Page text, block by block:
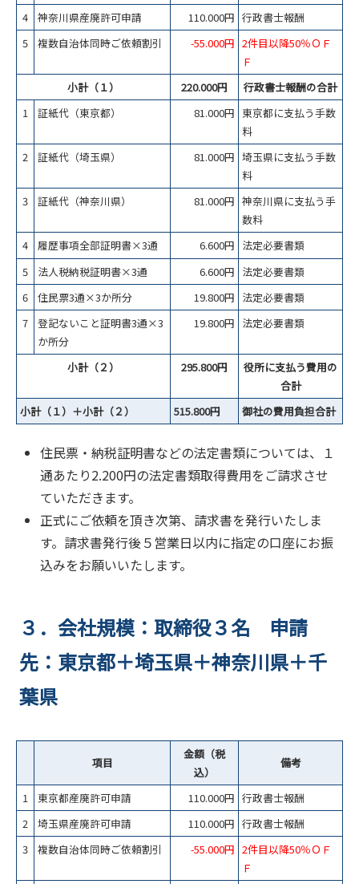
4
神奈川県産廃許可申請 110.000円 行政書士報酬
5
複数自治体同時ご依頼割引 -55.000円 2件目以降50％ＯＦ
Ｆ
小計（１）
220.000円
行政書士報酬の合計
1
証紙代（東京都） 81.000円 東京都に支払う手数
料
2
証紙代（埼玉県） 81.000円 埼玉県に支払う手数
料
3
証紙代（神奈川県） 81.000円 神奈川県に支払う手
数料
4
履歴事項全部証明書×3通 6.600円 法定必要書類
5
法人税納税証明書×3通 6.600円 法定必要書類
6
住民票3通×3か所分 19.800円 法定必要書類
7
登記ないこと証明書3通×3
か所分
19.800円 法定必要書類
小計（２） 295.800円
役所に支払う費用の
合計
小計（１）＋小計（２）
515.800円 御社の費用負担合計
住民票・納税証明書などの法定書類については、１
通あたり2.200円の法定書類取得費用をご請求させ
ていただきます。
正式にご依頼を頂き次第、請求書を発行いたしま
す。請求書発行後５営業日以内に指定の口座にお振
込みをお願いいたします。
３．会社規模：取締役３名 申請
先：東京都＋埼玉県＋神奈川県＋千
葉県
項目
金額（税
込）
備考
1 東京都産廃許可申請 110.000円 行政書士報酬
2
埼玉県産廃許可申請 110.000円 行政書士報酬
3
複数自治体同時ご依頼割引 -55.000円 2件目以降50％ＯＦ
Ｆ